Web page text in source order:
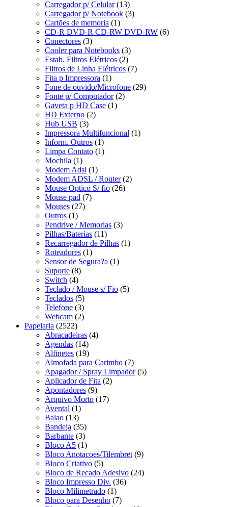
Carregador p/ Celular (13)
Carregador p/ Notebook (3)
Cartões de memoria (1)
CD-R DVD-R CD-RW DVD-RW (6)
Conectores (3)
Cooler para Notebooks (3)
Estab. Filtros Elétricos (2)
Filtros de Linha Elétricos (7)
Fita p Impressora (1)
Fone de ouvido/Microfone (29)
Fonte p/ Computador (2)
Gaveta p HD Case (1)
HD Externo (2)
Hub USB (3)
Impressora Multifuncional (1)
Inform. Outros (1)
Limpa Contato (1)
Mochila (1)
Modem Adsl (1)
Modem ADSL / Router (2)
Mouse Optico S/ fio (26)
Mouse pad (7)
Mouses (27)
Outros (1)
Pendrive / Memorias (3)
Pilhas/Baterias (11)
Recarregador de Pilhas (1)
Roteadores (1)
Sensor de Segura?a (1)
Suporte (8)
Switch (4)
Teclado / Mouse s/ Fio (5)
Teclados (5)
Telefone (3)
Webcam (2)
Papelaria (2522)
Abracadeiras (4)
Agendas (14)
Alfinetes (19)
Almofada para Carimbo (7)
Apagador / Spray Limpador (5)
Aplicador de Fita (2)
Apontadores (9)
Arquivo Morto (17)
Avental (1)
Balao (13)
Bandeja (35)
Barbante (3)
Bloco A5 (1)
Bloco Anotacoes/Tilembret (9)
Bloco Criativo (5)
Bloco de Recado Adesivo (24)
Bloco Impresso Div. (36)
Bloco Milimetrado (1)
Bloco para Desenho (7)